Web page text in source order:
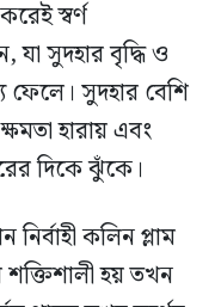
স্বর্ণ
যা সুদহার বৃদ্ধি ও
ফেলে। সুদহার বেশি
হারায় এবং
দিকে ঝুঁকে।
কলিন প্লাম
হয় তখন